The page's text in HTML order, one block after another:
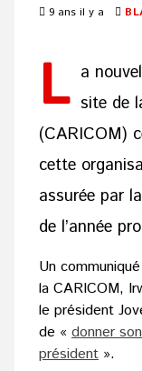
9 ans il y a
L a
site de
(CARICOM)
cette
assurée par
de l’année
Un
la CARICOM,
le président
de « donner
président ».